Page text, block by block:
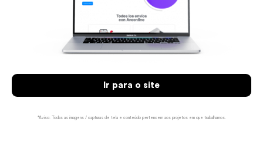
Ir para o site
*Aviso: Todas as imagens / capturas de tela e conteúdo pertencem aos projetos em que trabalhamos.